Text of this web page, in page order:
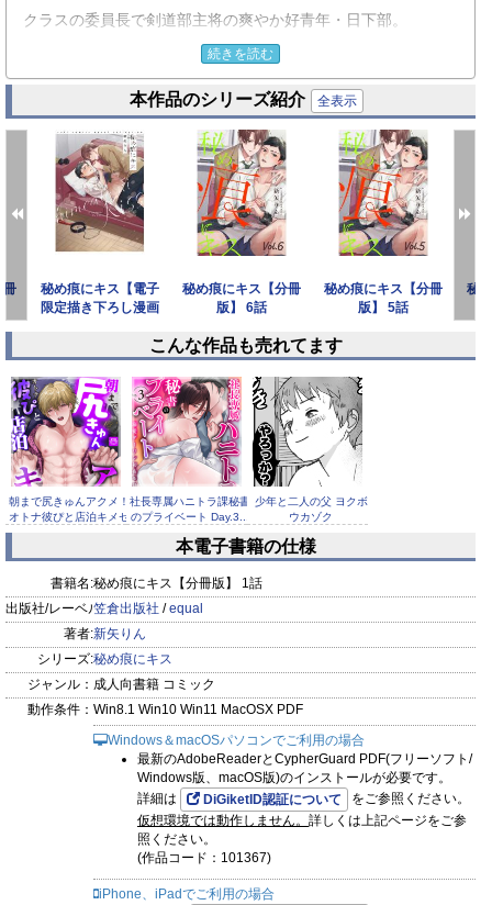
クラスの委員長で剣道部主将の爽やか好青年・日下部。
女子にモテるせいで男子からは疎まれ、クラスで浮いている鷹
松。
ある日、誰からも好かれる委員長が実は隠れMだと知ってしま
う。
あられもない姿を目の当たりにした鷹松は引くどころか興奮し
てしまった。
しかも一人ではプレイに限界もあるだろうと、自慰を手伝うと
まで言ってしまい…！？
※本作品はWEB雑誌「equal」に収録されています。重複購入
にご注意ください。
続きを読む
本作品のシリーズ紹介 全表示
冊
秘め痕にキス【電子
限定描き下ろし漫画
秘め痕にキス【分冊
版】 6話
秘め痕にキス【分冊
版】 5話
秘
prev next
こんな作品も売れてます
朝まで尻きゅんアクメ！
オトナ彼ぴと店泊キメセ
社長専属ハニトラ課秘書
のプライベート Day.3...
少年と二人の父 ヨクボ
ウカゾク
これは恋なの、赤面くん
【描き下ろし付き電子単
行本...
50%OFF
年騎士の蘇生から始まる
奇妙な関係
本電子書籍の仕様
書籍名:秘め痕にキス【分冊版】 1話
出版社/レーベル:笠倉出版社 /equal
著者:新矢りん
シリーズ:秘め痕にキス
ジャンル： 成人向書籍 コミック
動作条件： Win8.1 Win10 Win11 MacOSX PDF
Windows＆macOSパソコンでご利用の場合
最新のAdobeReaderとCypherGuard PDF(フリーソフト/
Windows版、macOS版)のインストールが必要です。
詳細は
DiGiketID認証について
をご参照ください。
仮想環境では動作しません。 詳しくは上記ページをご参
照ください。
(作品コード：101367)
iPhone、iPadでご利用の場合